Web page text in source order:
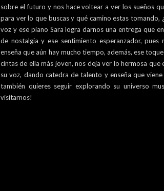
sobre el futuro y nos hace voltear a ver los sueños
para ver lo que buscas y qué camino estas tomando,
voz y ese piano Sara logra darnos una entrega que
de nostalgia y ese sentimiento esperanzador,
enseña que aún hay mucho tiempo, además, ese
cintas de ella más joven, nos deja ver lo hermosa que
su voz, dando catedra de talento y enseña que
también quieres seguir explorando su universo
visitarnos!